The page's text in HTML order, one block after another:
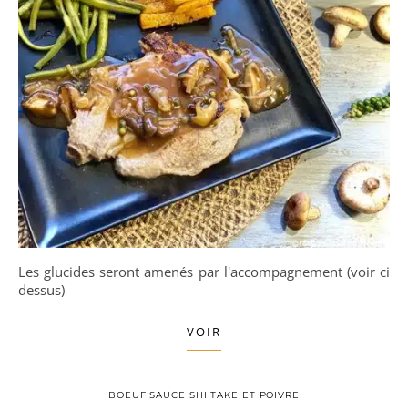
Les glucides seront amenés par l'accompagnement (voir ci
dessus)
VOIR
BOEUF SAUCE SHIITAKE ET POIVRE